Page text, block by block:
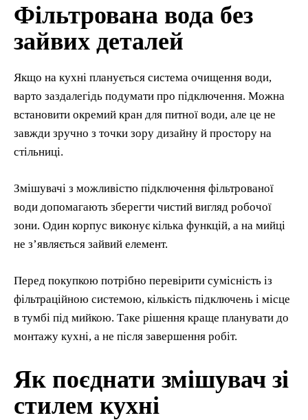
Фільтрована вода без
зайвих деталей
Якщо на кухні планується система очищення води,
варто заздалегідь подумати про підключення. Можна
встановити окремий кран для питної води, але це не
завжди зручно з точки зору дизайну й простору на
стільниці.
Змішувачі з можливістю підключення фільтрованої
води допомагають зберегти чистий вигляд робочої
зони. Один корпус виконує кілька функцій, а на мийці
не з’являється зайвий елемент.
Перед покупкою потрібно перевірити сумісність із
фільтраційною системою, кількість підключень і місце
в тумбі під мийкою. Таке рішення краще планувати до
монтажу кухні, а не після завершення робіт.
Як поєднати змішувач зі
стилем кухні